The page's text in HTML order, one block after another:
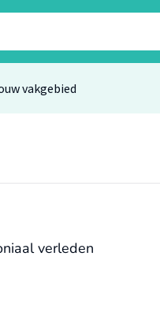
vakgebied
verleden